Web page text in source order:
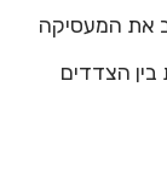
את המעסיקה
בין הצדדים